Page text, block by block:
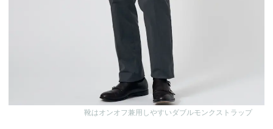
靴はオンオフ兼用しやすいダブルモンクストラップ